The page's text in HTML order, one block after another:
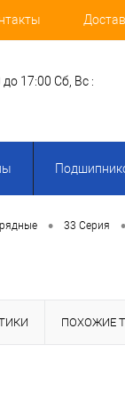
до 17:00 Сб, Вс :
• 33 Серия •
ПОХОЖИЕ